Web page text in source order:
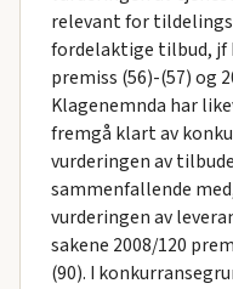
relevant for
fordelaktige tilbud, jf
premiss (56)-(57) og
Klagenemnda har
fremgå klart av
vurderingen av
sammenfallende
vurderingen av
sakene 2008/120
(90). I